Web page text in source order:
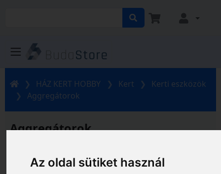
Az oldal sütiket használ
HÁZ KERT HOBBY Kert
Kerti eszközök
Aggregátorok
Aggregátorok
Gyártó és ár szerinti szűrés